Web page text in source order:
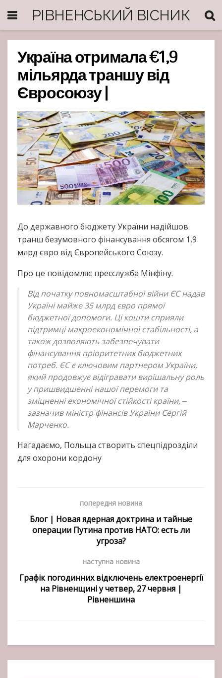
РІВНЕНСЬКИЙ ВІСНИК
Україна отримала €1,9
мільярда траншу від
Євросоюзу |
До державного бюджету України надійшов
транш безумовного фінансування обсягом 1,9
млрд євро від Європейського Союзу.
Про це повідомляє пресслужба Мінфіну.
Від початку повномасштабної війни ЄС надав
Україні майже 35 млрд євро прямої
бюджетної допомоги. Ці кошти сприяли
підтримці макроекономічної стабільності, а
також дозволяють забезпечувати
фінансування пріоритетних бюджетних
потреб. ЄС є ключовим партнером України,
який продовжує відігравати вирішальну роль
у пришвидшенні нашої перемоги та
зміцненні економічної стійкості країни, ‒
зазначив міністр фінансів України Сергій
Марченко.
Нагадаємо, Польща створить спецпідрозділи
для охорони кордону
попередня новина
Блог | Новая ядерная доктрина и тайные
операции Путина против НАТО: есть ли
угроза?
наступна новина
Графік погодинних відключень електроенергії
на Рівненщині у четвер, 27 червня |
Рівненшина